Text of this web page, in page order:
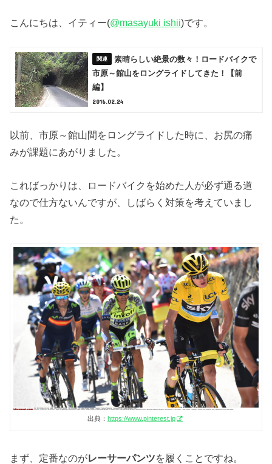
こんにちは、イティー(@masayuki ishii)です。
素晴らしい絶景の数々！ロードバイクで
市原～館山をロングライドしてきた！【前
編】
2016.02.24
以前、市原～館山間をロングライドした時に、お尻の痛
みが課題にあがりました。
こればっかりは、ロードバイクを始めた人が必ず通る道
なので仕方ないんですが、しばらく対策を考えていまし
た。
出典： https://www.pinterest.jp
まず、定番なのがレーサーパンツを履くことですね。